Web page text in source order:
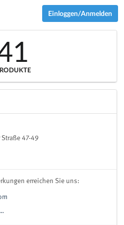
Einloggen/Anmelden
47-49
erreichen Sie uns: